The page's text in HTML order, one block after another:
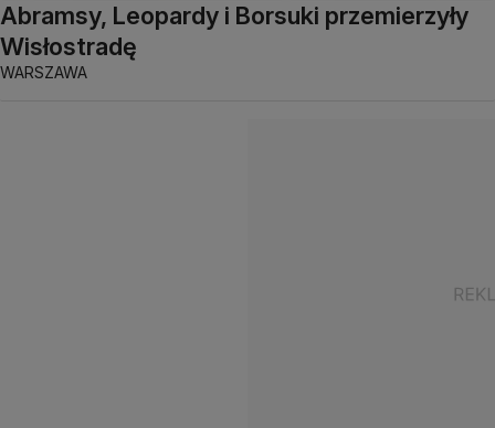
Abramsy, Leopardy i Borsuki przemierzyły
Wisłostradę
WARSZAWA